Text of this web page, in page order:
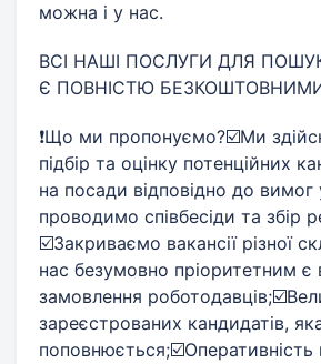
можна і у нас.
ВСІ НАШІ ПОСЛУГИ ДЛЯ
Є ПОВНІСТЮ
❗️Що ми пропонуємо?☑️Ми
підбір та оцінку потенційних
на посади відповідно до вимог
проводимо співбесіди та збір
☑️Закриваємо вакансії різної
нас безумовно пріоритетним є
замовлення
зареєстрованих кандидатів,
поповнюється;☑️Оперативність